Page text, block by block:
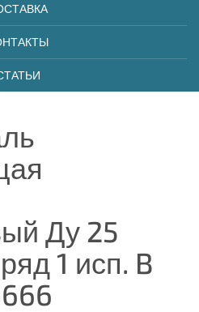
Ду 25
1 исп. B